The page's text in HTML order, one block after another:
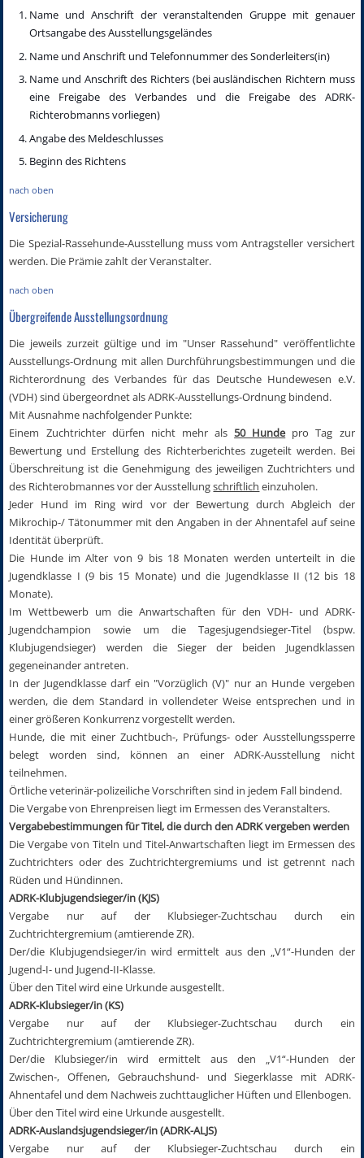
Name und Anschrift der veranstaltenden Gruppe mit genauer
Ortsangabe des Ausstellungsgeländes
Name und Anschrift und Telefonnummer des Sonderleiters(in)
Name und Anschrift des Richters (bei ausländischen Richtern muss
eine Freigabe des Verbandes und die Freigabe des ADRK-
Richterobmanns vorliegen)
Angabe des Meldeschlusses
Beginn des Richtens
nach oben
Versicherung
Die Spezial-Rassehunde-Ausstellung muss vom Antragsteller versichert
werden. Die Prämie zahlt der Veranstalter.
nach oben
Übergreifende Ausstellungsordnung
Die jeweils zurzeit gültige und im "Unser Rassehund" veröffentlichte
Ausstellungs-Ordnung mit allen Durchführungsbestimmungen und die
Richterordnung des Verbandes für das Deutsche Hundewesen e.V.
(VDH) sind übergeordnet als ADRK-Ausstellungs-Ordnung bindend.
Mit Ausnahme nachfolgender Punkte:
Einem Zuchtrichter dürfen nicht mehr als50 Hundepro Tag zur
Bewertung und Erstellung des Richterberichtes zugeteilt werden. Bei
Überschreitung ist die Genehmigung des jeweiligen Zuchtrichters und
des Richterobmannes vor der Ausstellungschriftlich einzuholen.
Jeder Hund im Ring wird vor der Bewertung durch Abgleich der
Mikrochip-/ Tätonummer mit den Angaben in der Ahnentafel auf seine
Identität überprüft.
Die Hunde im Alter von 9 bis 18 Monaten werden unterteilt in die
Jugendklasse I (9 bis 15 Monate) und die Jugendklasse II (12 bis 18
Monate).
Im Wettbewerb um die Anwartschaften für den VDH- und ADRK-
Jugendchampion sowie um die Tagesjugendsieger-Titel (bspw.
Klubjugendsieger) werden die Sieger der beiden Jugendklassen
gegeneinander antreten.
In der Jugendklasse darf ein "Vorzüglich (V)" nur an Hunde vergeben
werden, die dem Standard in vollendeter Weise entsprechen und in
einer größeren Konkurrenz vorgestellt werden.
Hunde, die mit einer Zuchtbuch-, Prüfungs- oder Ausstellungssperre
belegt worden sind, können an einer ADRK-Ausstellung nicht
teilnehmen.
Örtliche veterinär-polizeiliche Vorschriften sind in jedem Fall bindend.
Die Vergabe von Ehrenpreisen liegt im Ermessen des Veranstalters.
Vergabebestimmungen für Titel, die durch den ADRK vergeben werden
Die Vergabe von Titeln und Titel-Anwartschaften liegt im Ermessen des
Zuchtrichters oder des Zuchtrichtergremiums und ist getrennt nach
Rüden und Hündinnen.
ADRK-Klubjugendsieger/in (KJS)
Vergabe nur auf der Klubsieger-Zuchtschau durch ein
Zuchtrichtergremium (amtierende ZR).
Der/die Klubjugendsieger/in wird ermittelt aus den „V1“-Hunden der
Jugend-I- und Jugend-II-Klasse.
Über den Titel wird eine Urkunde ausgestellt.
ADRK-Klubsieger/in (KS)
Vergabe nur auf der Klubsieger-Zuchtschau durch ein
Zuchtrichtergremium (amtierende ZR).
Der/die Klubsieger/in wird ermittelt aus den „V1“-Hunden der
Zwischen-, Offenen, Gebrauchshund- und Siegerklasse mit ADRK-
Ahnentafel und dem Nachweis zuchttauglicher Hüften und Ellenbogen.
Über den Titel wird eine Urkunde ausgestellt.
ADRK-Auslandsjugendsieger/in (ADRK-ALJS)
Vergabe nur auf der Klubsieger-Zuchtschau durch ein